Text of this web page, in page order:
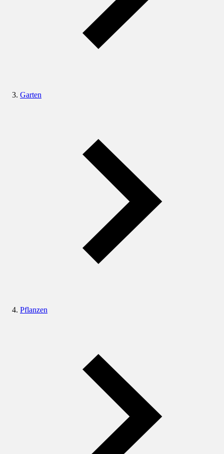
Garten
Pflanzen